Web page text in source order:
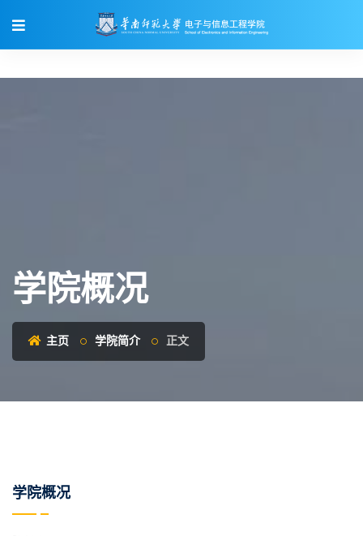
学院概况
主页 学院简介 正文
学院概况